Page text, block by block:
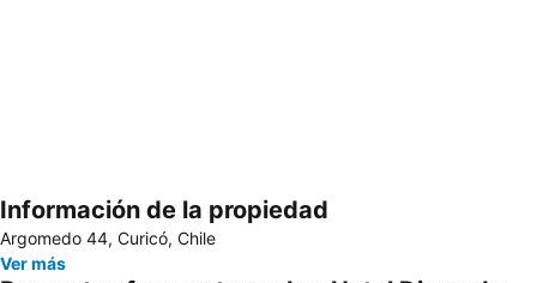
Ampliar mapa
Información de la propiedad
Argomedo 44, Curicó, Chile
Ver más